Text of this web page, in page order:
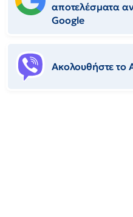
αποτελέσματα
Google
Ακολουθήστε το